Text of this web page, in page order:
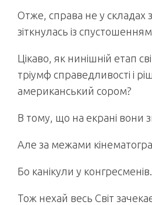
Отже, справа не у складах
зіткнулась із
Цікаво, як нинішній етап
тріумф справедливості і
американський сором?
В тому, що на екрані вони
Але за межами
Бо канікули у конгресменів.
Тож нехай весь Світ